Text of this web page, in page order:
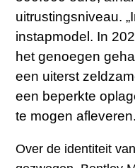
uitrustingsniveau.
instapmodel. In
het genoegen
een uiterst
een beperkte
te mogen
Over de identiteit